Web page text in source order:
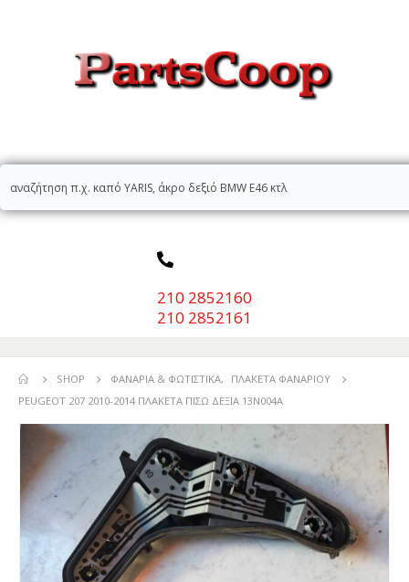
210 2852160
210 2852161
SHOP ΦΑΝΆΡΙΑ & ΦΩΤΙΣΤΙΚΆ,
ΠΛΑΚΈΤΑ ΦΑΝΑΡΙΟΎ
PEUGEOT 207 2010-2014 ΠΛΑΚΕΤΑ ΠΙΣΩ ΔΕΞΙΑ 13N004A